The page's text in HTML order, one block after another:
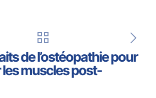
de l’ostéopathie pour
muscles post-